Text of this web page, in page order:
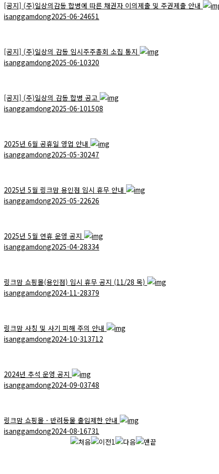
[공지] (주)일상의감동 합병에 따른 채권자 이의제출 및 주권제출 안내
isanggamdong2025-06-24651
[공지] (주)일상의 감동 임시주주총회 소집 통지
isanggamdong2025-06-10320
[공지] (주)일상의 감동 합병 공고
isanggamdong2025-06-101508
2025년 6월 공휴일 영업 안내
isanggamdong2025-05-30247
2025년 5월 링크맘 용인점 임시 휴무 안내
isanggamdong2025-05-22626
2025년 5월 연휴 운영 공지
isanggamdong2025-04-28334
링크맘 쇼핑몰(용인점) 임시 휴무 공지 (11/28 목)
isanggamdong2024-11-28379
링크맘 사칭 및 사기 피해 주의 안내
isanggamdong2024-10-313712
2024년 추석 운영 공지
isanggamdong2024-09-03748
링크맘 쇼핑몰 - 반려동물 출입제한 안내
isanggamdong2024-08-16731
1